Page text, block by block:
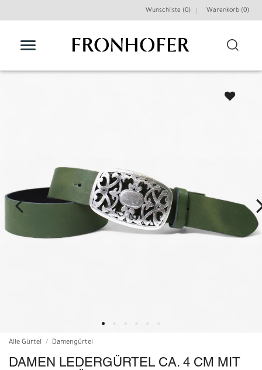
Wunschliste (0) Warenkorb (0)
Alle Gürtel Damengürtel
DAMEN LEDERGÜRTEL CA. 4 CM MIT